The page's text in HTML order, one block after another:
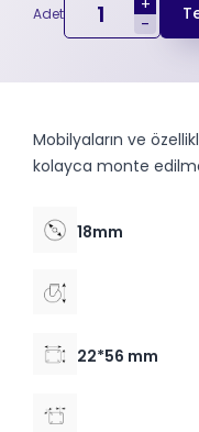
Adet
-
Mobilyaların ve
kolayca monte
18mm
22*56 mm